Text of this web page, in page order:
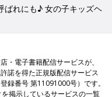
ばれにも♪ 女の子キッズヘ
・電子書籍配信サービスが、
諾を得た正規版配信サービス
録番号 第11091000号）です。
掲示しているサービスの一覧